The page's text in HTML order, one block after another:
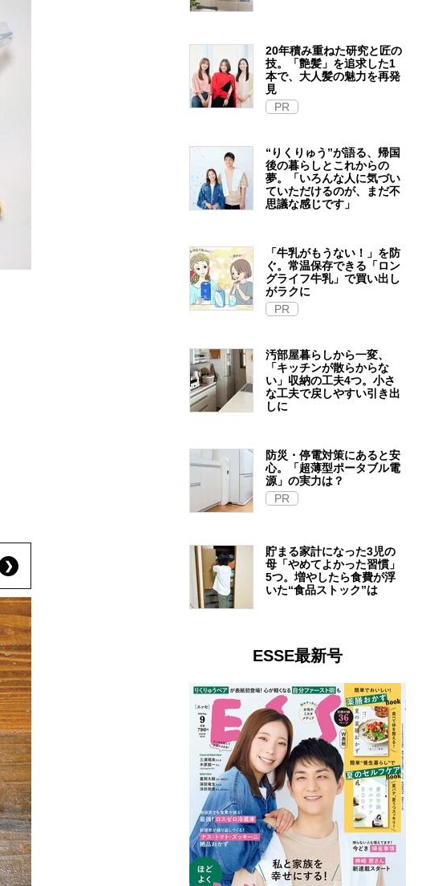
20年積み重ねた研究と匠の
技。「艶髪」を追求した1
本で、大人髪の魅力を再発
見
PR
“りくりゅう”が語る、帰国
後の暮らしとこれからの
夢。「いろんな人に気づい
ていただけるのが、まだ不
思議な感じです」
「牛乳がもうない！」を防
ぐ。常温保存できる「ロン
グライフ牛乳」で買い出し
がラクに
PR
汚部屋暮らしから一変、
「キッチンが散らからな
い」収納の工夫4つ。小さ
な工夫で戻しやすい引き出
しに
防災・停電対策にあると安
心。「超薄型ポータブル電
源」の実力は？​
PR
貯まる家計になった3児の
母「やめてよかった習慣」
5つ。増やしたら食費が浮
いた“食品ストック”は
ESSE最新号